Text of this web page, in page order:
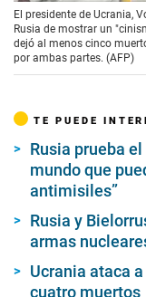
El presidente de Ucrania,
Rusia de mostrar un
dejó al menos cinco
por ambas partes. (AFP)
TE PUEDE
Rusia prueba
mundo que
antimisiles”
Rusia y
armas
Ucrania ataca
cuatro muertos